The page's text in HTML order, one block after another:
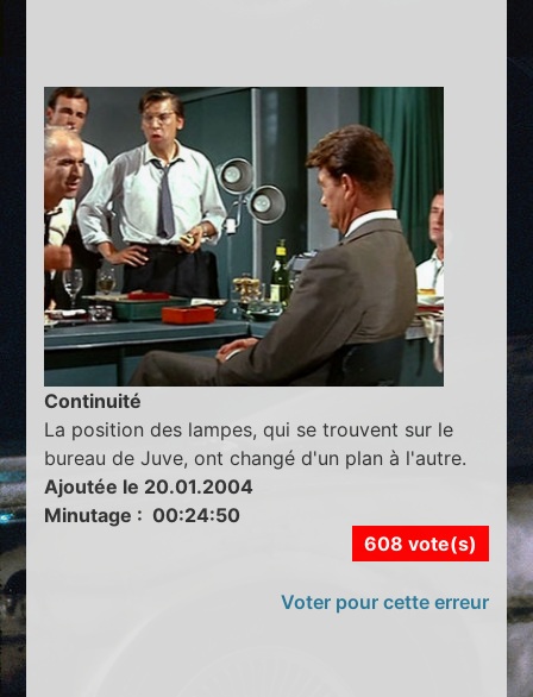
Continuité
La position des lampes, qui se trouvent sur le
bureau de Juve, ont changé d'un plan à l'autre.
Ajoutée le 20.01.2004
Minutage : 00:24:50
608 vote(s)
Voter pour cette erreur